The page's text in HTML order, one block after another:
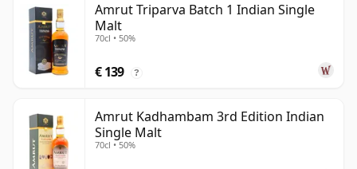
Amrut Triparva Batch 1 Indian Single
Malt
70cl • 50%
€ 139 ?
Amrut Kadhambam 3rd Edition Indian
Single Malt
70cl • 50%